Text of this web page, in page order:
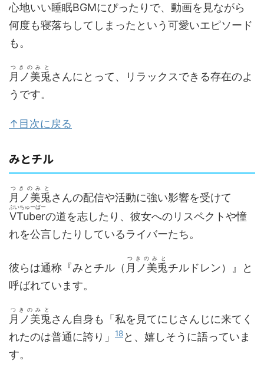
心地いい睡眠BGMにぴったりで、動画を見ながら
何度も寝落ちしてしまったという可愛いエピソード
も。
月ノ美兎
つきのみと
さんにとって、リラックスできる存在のよ
うです。
↑目次に戻る
みとチル
月ノ美兎
つきのみと
さんの配信や活動に強い影響を受けて
VTuber
ぶいちゅーばー
の道を志したり、彼女へのリスペクトや憧
れを公言したりしているライバーたち。
彼らは通称『みとチル（ 月ノ美兎
つきのみと
チルドレン）』と
呼ばれています。
月ノ美兎
つきのみと
さん自身も「私を見てにじさんじに来てく
れたのは普通に誇り」
18と、嬉しそうに語っていま
す。